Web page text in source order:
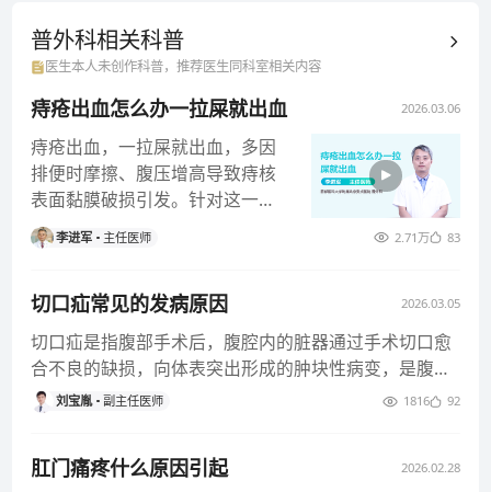
普外科相关科普
医生本人未创作科普，推荐医生同科室相关内容
痔疮出血怎么办一拉屎就出血 2026.03.06
痔疮出血，一拉屎就出血，多因
排便时摩擦、腹压增高导致痔核
表面黏膜破损引发。针对这一症
状，可采取以下科学处理措施。
一、基
李进军 主任医师 2.71万 83
切口疝常见的发病原因 2026.03.05
切口疝是指腹部手术后，腹腔内的脏器通过手术切口愈
合不良的缺损，向体表突出形成的肿块性病变，是腹部
手术后常见的并发症之一。
刘宝胤 副主任医师 1816 92
肛门痛疼什么原因引起 2026.02.28